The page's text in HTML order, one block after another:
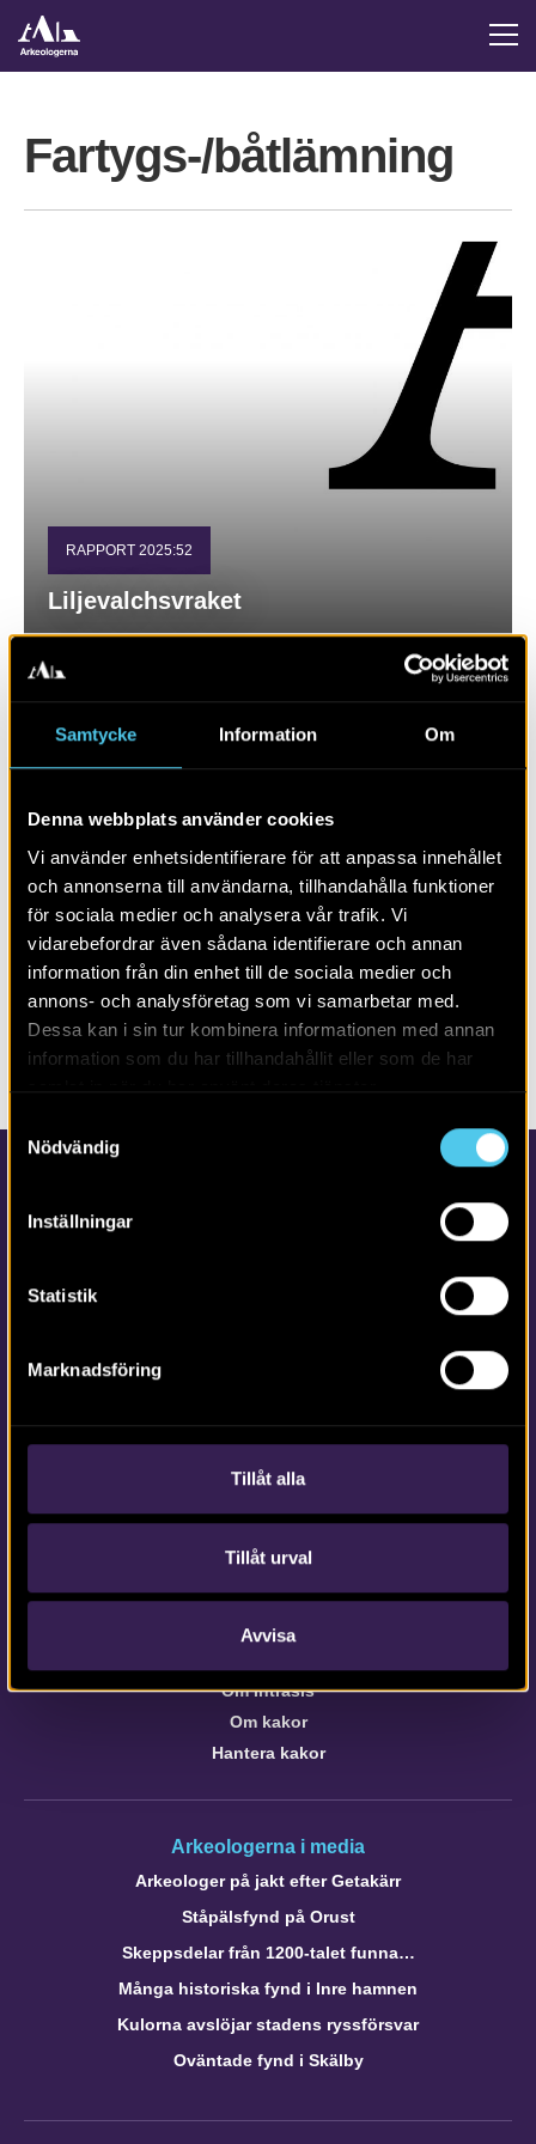
Samtycke Information Om
Denna webbplats använder cookies
Vi använder enhetsidentifierare för att anpassa innehållet
och annonserna till användarna, tillhandahålla funktioner
för sociala medier och analysera vår trafik. Vi
vidarebefordrar även sådana identifierare och annan
information från din enhet till de sociala medier och
annons- och analysföretag som vi samarbetar med.
Dessa kan i sin tur kombinera informationen med annan
information som du har tillhandahållit eller som de har
Nödvändig
Inställningar
Statistik
Marknadsföring
Tillåt alla
Tillåt urval
Avvisa
Fartygs-/båtlämning
RAPPORT 2025:52
Liljevalchsvraket
RAPPORT 2025:7
Varbergsvraken 2, 5 och 6
Om webbplatsen
webb@arkeologerna.com
Om Intrasis
Om kakor
Hantera kakor
Arkeologerna i media
Arkeologer på jakt efter Getakärr
Ståpälsfynd på Orust
Skeppsdelar från 1200-talet funna…
Många historiska fynd i Inre hamnen
Kulorna avslöjar stadens ryssförsvar
Oväntade fynd i Skälby